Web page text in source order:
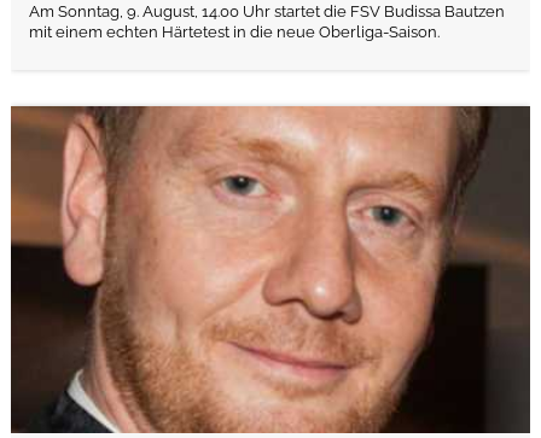
Am Sonntag, 9. August, 14.00 Uhr startet die FSV Budissa Bautzen
mit einem echten Härtetest in die neue Oberliga-Saison.
weiterlesen